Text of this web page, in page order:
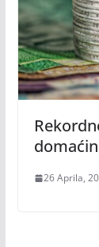
26 Aprila,